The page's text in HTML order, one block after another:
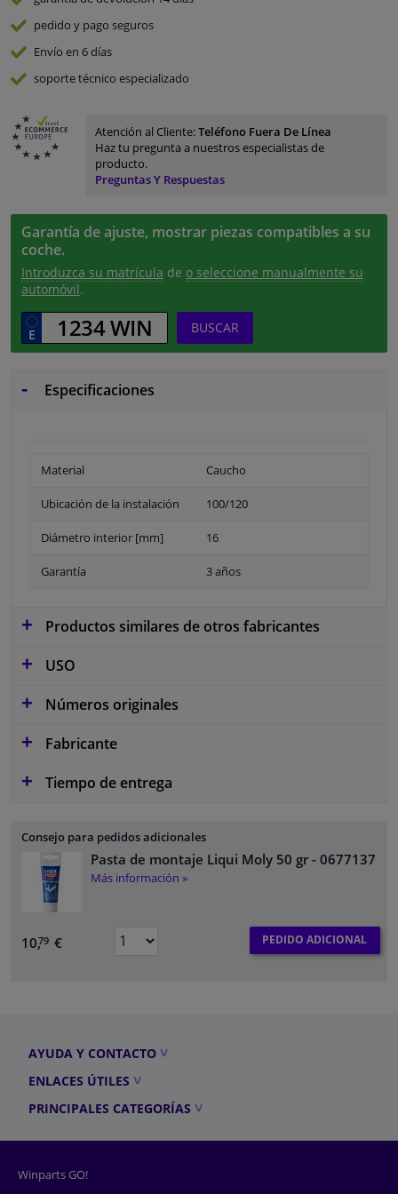
pedido y pago seguros
Envío en 6 días
soporte técnico especializado
Atención al Cliente:Teléfono Fuera De Línea
Haz tu pregunta a nuestros especialistas de
producto.
Preguntas Y Respuestas
Garantía de ajuste, mostrar piezas compatibles a su
coche.
Introduzca su matrícula de o seleccione manualmente su
automóvil.
BUSCAR
Especificaciones
Material Caucho
Ubicación de la instalación 100/120
Diámetro interior [mm] 16
Garantía 3 años
Productos similares de otros fabricantes
USO
Números originales
Fabricante
Tiempo de entrega
Consejo para pedidos adicionales
Pasta de montaje Liqui Moly 50 gr - 0677137
Más información »
10,79 € PEDIDO ADICIONAL
AYUDA Y CONTACTO
ENLACES ÚTILES
PRINCIPALES CATEGORÍAS
Winparts GO!